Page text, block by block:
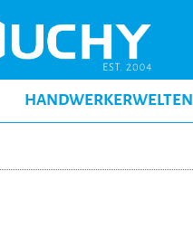
HANDWERKERWELTEN